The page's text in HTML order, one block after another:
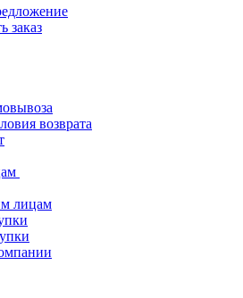
заказ
возврата
лицам